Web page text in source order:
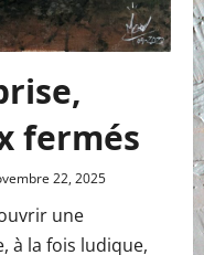
fermés
22, 2025
une
à la fois ludique,